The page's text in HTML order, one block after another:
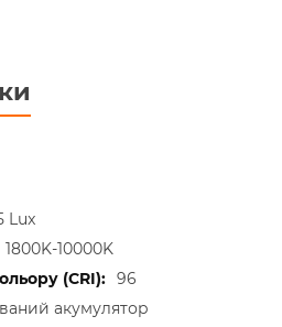
Lux
1800K-10000K
96
акумулятор